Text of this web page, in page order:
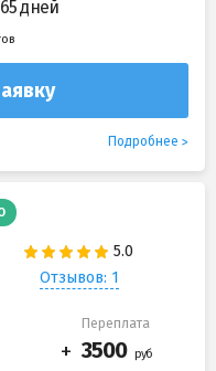
дней
Подробнее
Отзывов: 1
Переплата